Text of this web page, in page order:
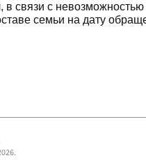
в связи с
семьи на дату